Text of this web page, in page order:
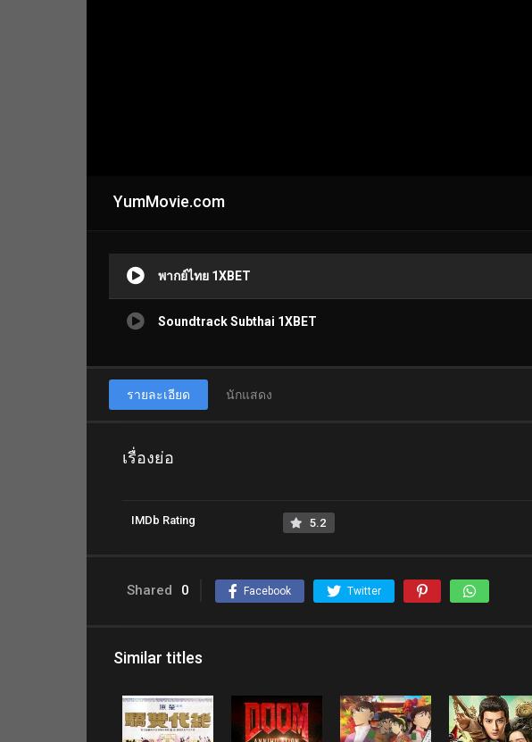
YumMovie.com
พากย์ไทย 1XBET
Soundtrack Subthai 1XBET
รายละเอียด นักแสดง
เรื่องย่อ
IMDb Rating 5.2
Shared 0 Facebook Twitter
Similar titles